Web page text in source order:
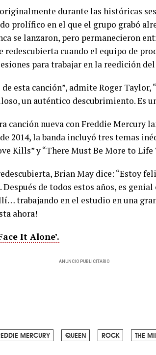
durante las históricas
prolífico en el que el grupo grabó
se lanzaron, pero permanecieron
redescubierta cuando el equipo de
para trabajar en la reedición
esta canción”, admite Roger Taylor,
un auténtico descubrimiento. Es
canción nueva con Freddie Mercury
2014, la banda incluyó tres temas
Kills” y “There Must Be More to Life
Brian May dice: “Estoy
de todos estos años, es
trabajando en el estudio en una
ahora!
It Alone’.
ANUNCIO PUBLICITARIO
MERCURY QUEEN ROCK THE